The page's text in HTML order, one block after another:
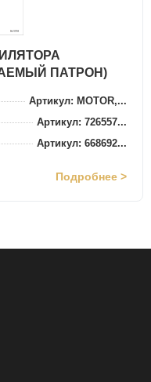
ПАТРОН)
Артикул: MOTOR,...
Артикул: 726557...
Артикул: 668692...
Подробнее >